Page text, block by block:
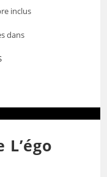
inclus
dans